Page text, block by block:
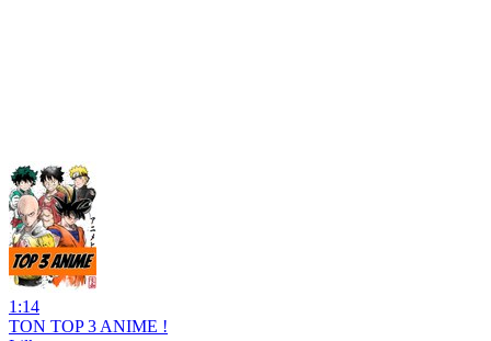
1:14
TON TOP 3 ANIME !